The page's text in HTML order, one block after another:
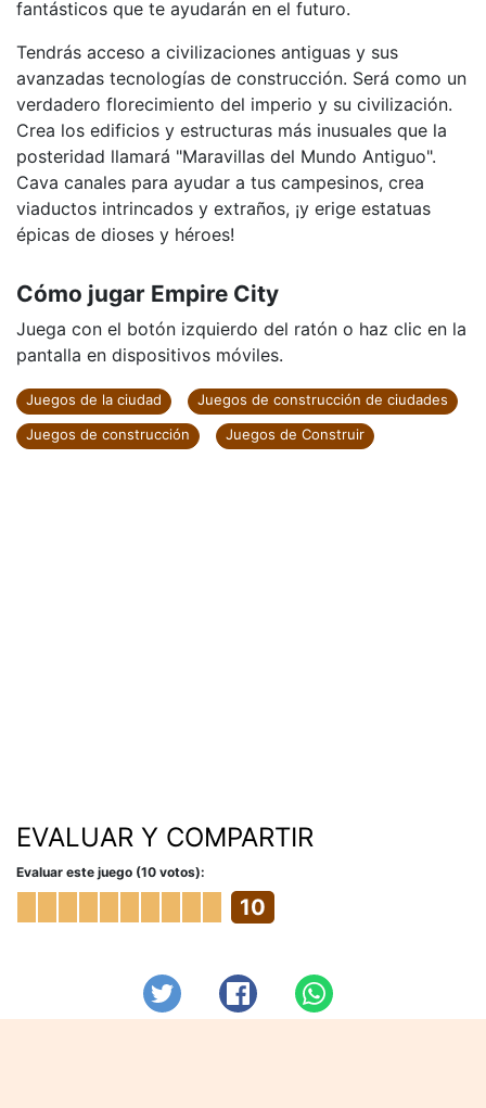
fantásticos que te ayudarán en el futuro.
Tendrás acceso a civilizaciones antiguas y sus
avanzadas tecnologías de construcción. Será como un
verdadero florecimiento del imperio y su civilización.
Crea los edificios y estructuras más inusuales que la
posteridad llamará "Maravillas del Mundo Antiguo".
Cava canales para ayudar a tus campesinos, crea
viaductos intrincados y extraños, ¡y erige estatuas
épicas de dioses y héroes!
Cómo jugar Empire City
Juega con el botón izquierdo del ratón o haz clic en la
pantalla en dispositivos móviles.
Juegos de la ciudad
Juegos de construcción de ciudades
Juegos de construcción
Juegos de Construir
EVALUAR Y COMPARTIR
Evaluar este juego (10 votos):
10